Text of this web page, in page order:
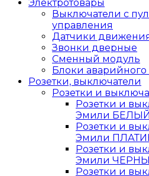
Электротовары
Выключатели с
управления
Датчики
Звонки дверные
Сменный модуль
Блоки аварийного
Розетки, выключатели
Розетки и
Розетки и
Эмили
Розетки и
Эмили
Розетки и
Эмили
Розетки и